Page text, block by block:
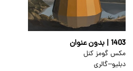
1403 | بدون عنوان
مکس گومز کنل
دبلیو--گالری